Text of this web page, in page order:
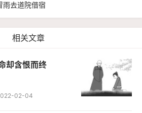
雨去道院借宿
相关文章
却含恨而终
02-04